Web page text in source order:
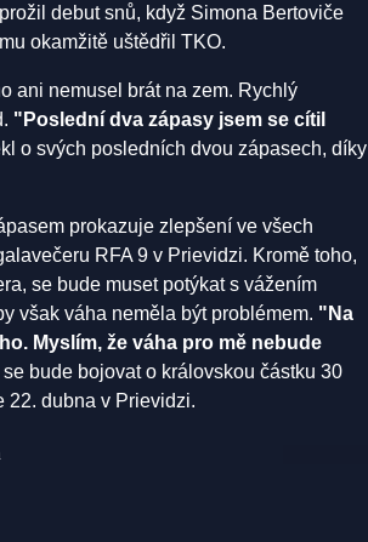
debut snů, když Simona Bertoviče
okamžitě uštědřil TKO.
ani nemusel brát na zem. Rychlý
"Poslední dva zápasy jsem se cítil
o svých posledních dvou zápasech, díky
prokazuje zlepšení ve všech
RFA 9 v Prievidzi. Kromě toho,
se bude muset potýkat s vážením
však váha neměla být problémem. "Na
Myslím, že váha pro mě nebude
bude bojovat o královskou částku 30
22. dubna v Prievidzi.